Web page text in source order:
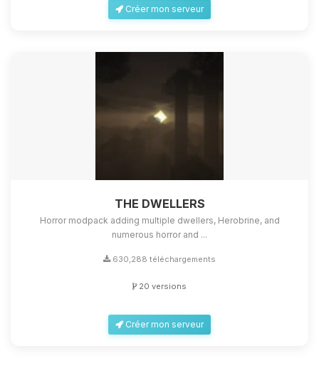
Créer mon serveur
THE DWELLERS
Horror modpack adding multiple dwellers, Herobrine, and
numerous horror and ...
630,288 téléchargements
20 versions
Créer mon serveur